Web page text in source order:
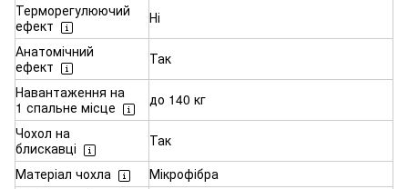
Терморегулюючий
ефект
Ні
Анатомічний
ефект
Так
Навантаження на
1 спальне місце
до 140 кг
Чохол на
блискавці
Так
Матеріал чохла
Мікрофібра